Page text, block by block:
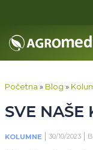
Početna » Blog »
SVE NAŠE
KOLUMNE 30/10/2023